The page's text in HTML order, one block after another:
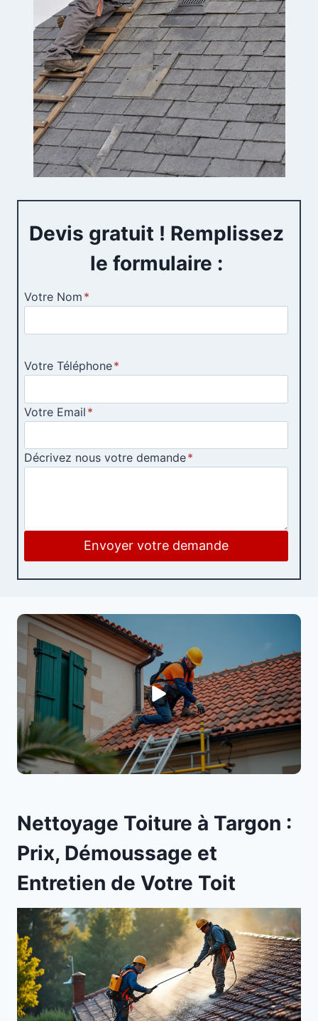
Devis gratuit ! Remplissez
le formulaire :
Votre Nom *
Votre Téléphone*
Votre Email *
Décrivez nous votre demande*
Envoyer votre demande
Nettoyage Toiture à Targon :
Prix, Démoussage et
Entretien de Votre Toit